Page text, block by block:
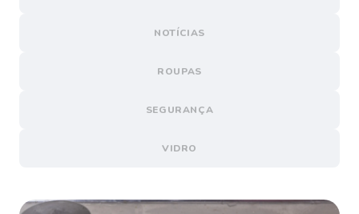
NOTÍCIAS
ROUPAS
SEGURANÇA
VIDRO